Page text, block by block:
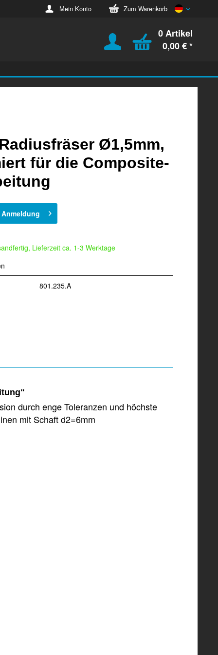
Mein Konto Zum Warenkorb
Deutsch
0 Artikel
0,00 € *
Ø1,5mm,
für die Composite-
Lieferzeit ca. 1-3 Werktage
801.235.A
durch enge Toleranzen und höchste
mit Schaft d2=6mm